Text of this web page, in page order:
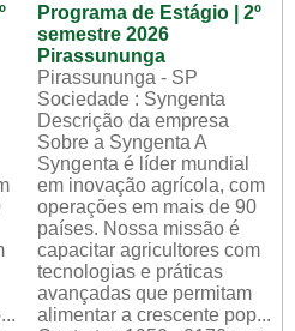
Programa de Estágio | 2º
semestre 2026
Pirassununga
Pirassununga - SP
Sociedade : Syngenta
Descrição da empresa
Sobre a Syngenta A
Syngenta é líder mundial
em inovação agrícola, com
operações em mais de 90
países. Nossa missão é
capacitar agricultores com
tecnologias e práticas
avançadas que permitam
alimentar a crescente pop...